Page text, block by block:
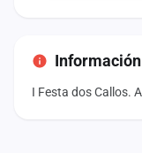
Información
I Festa dos Callos.